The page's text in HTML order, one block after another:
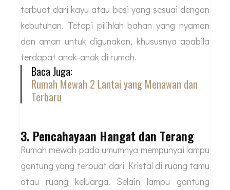
terbuat dari kayu atau besi yang sesuai dengan
kebutuhan. Tetapi pilihlah bahan yang nyaman
dan aman untuk digunakan, khususnya apabila
terdapat anak-anak di rumah.
Baca Juga:
Rumah Mewah 2 Lantai yang Menawan dan
Terbaru
3. Pencahayaan Hangat dan Terang
Rumah mewah pada umumnya mempunyai lampu
gantung yang terbuat dari Kristal di ruang tamu
atau ruang keluarga. Selain lampu gantung